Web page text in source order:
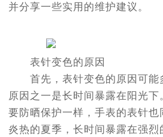
并分享一些实用的维护建议。
表针变色的原因
首先，表针变色的原因可能
原因之一是长时间暴露在阳光
要防晒保护一样，手表的表针也
炎热的夏季，长时间暴露在强烈